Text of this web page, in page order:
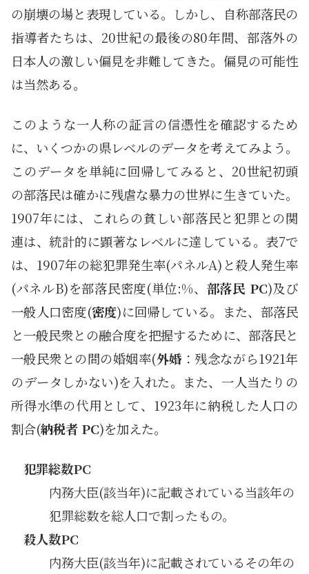
の崩壊の場と表現している。しかし、自称部落民の
指導者たちは、20世紀の最後の80年間、部落外の
日本人の激しい偏見を非難してきた。偏見の可能性
は当然ある。
このような一人称の証言の信憑性を確認するため
に、いくつかの県レベルのデータを考えてみよう。
このデータを単純に回帰してみると、20世紀初頭
の部落民は確かに残虐な暴力の世界に生きていた。
1907年には、これらの貧しい部落民と犯罪との関
連は、統計的に顕著なレベルに達している。表7で
は、1907年の総犯罪発生率(パネルA)と殺人発生率
(パネルB)を部落民密度(単位:%、 部落民 PC)及び
一般人口密度(密度)に回帰している。また、部落民
と一般民衆との融合度を把握するために、部落民と
一般民衆との間の婚姻率(外婚 ：残念ながら1921年
のデータしかない)を入れた。また、一人当たりの
所得水準の代用として、1923年に納税した人口の
割合(納税者 PC)を加えた。
犯罪総数PC
内務大臣(該当年)に記載されている当該年の
犯罪総数を総人口で割ったもの。
殺人数PC
内務大臣(該当年)に記載されているその年の